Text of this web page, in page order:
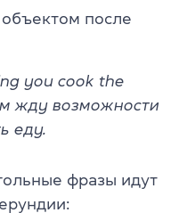
после
you cook the
жду возможности
еду.
фразы идут